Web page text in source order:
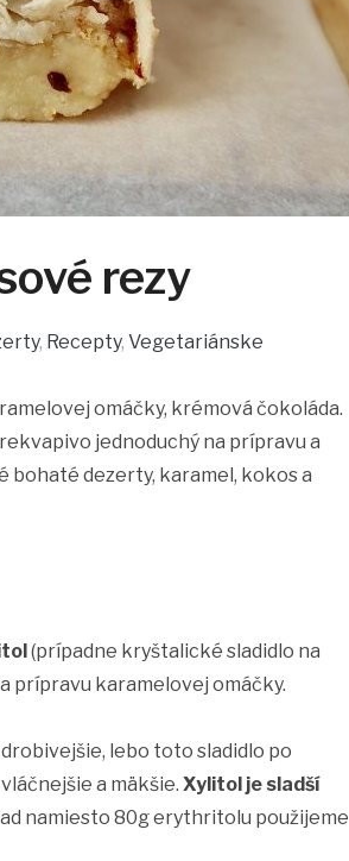
rezy
, Recepty, Vegetariánske
omáčky, krémová čokoláda.
jednoduchý na prípravu a
bohaté dezerty, karamel, kokos a
(prípadne kryštalické sladidlo na
prípravu karamelovej omáčky.
lebo toto sladidlo po
a mäkšie. Xylitol je sladší
namiesto 80g erythritolu použijeme